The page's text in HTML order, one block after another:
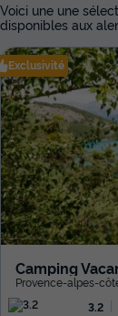
Voici une une
disponibles aux
Exclusivité
Provence-alpes-
3.2